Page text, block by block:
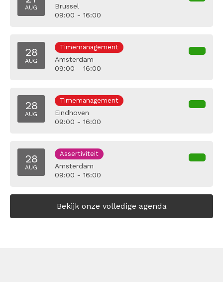
AUG
Brussel
09:00 - 16:00
28
AUG
Timemanagement
Amsterdam
09:00 - 16:00
28
AUG
Timemanagement
Eindhoven
09:00 - 16:00
28
AUG
Assertiviteit
Amsterdam
09:00 - 16:00
Bekijk onze volledige agenda